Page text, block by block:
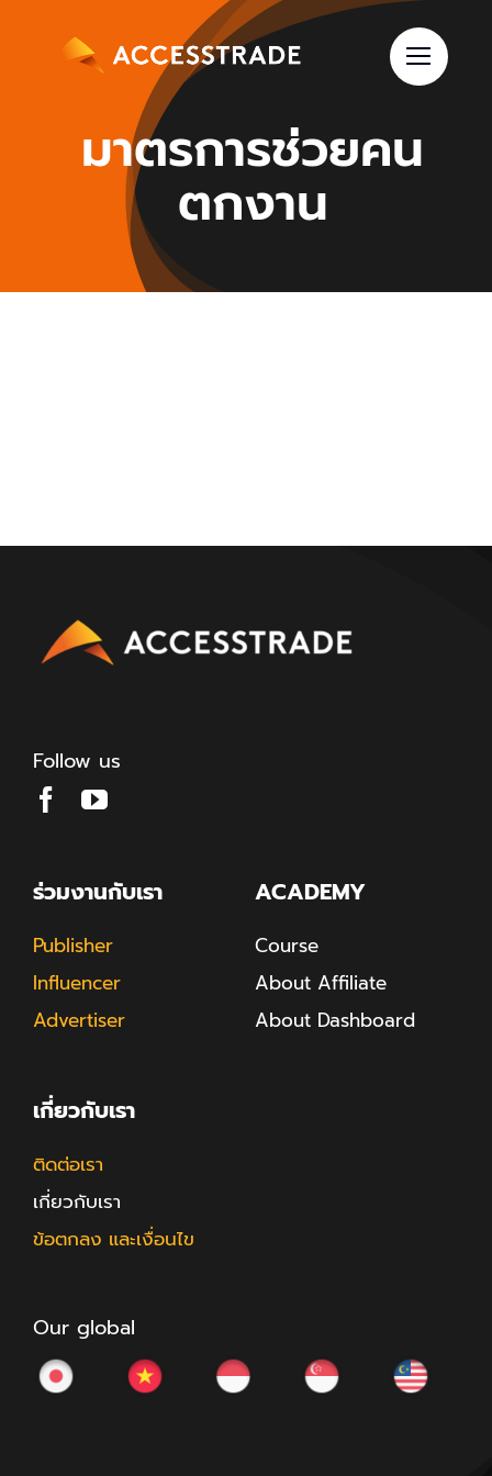
มาตรการช่วยคน
ตกงาน
Follow us
ร่วมงานกับเรา
Publisher
Influencer
Advertiser
ACADEMY
Course
About Affiliate
About Dashboard
เกี่ยวกับเรา
ติดต่อเรา
เกี่ยวกับเรา
ข้อตกลง และเงื่อนไข
Our global